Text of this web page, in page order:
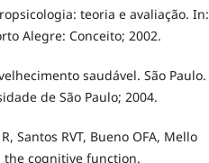
teoria e avaliação. In:
Alegre: Conceito; 2002.
saudável. São Paulo.
de São Paulo; 2004.
Santos RVT, Bueno OFA, Mello
the cognitive function.